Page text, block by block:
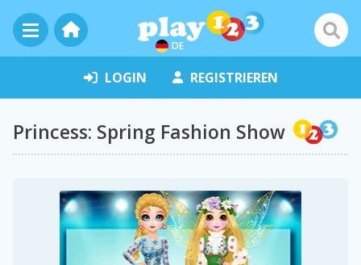
DE
LOGIN REGISTRIEREN
Princess: Spring Fashion Show